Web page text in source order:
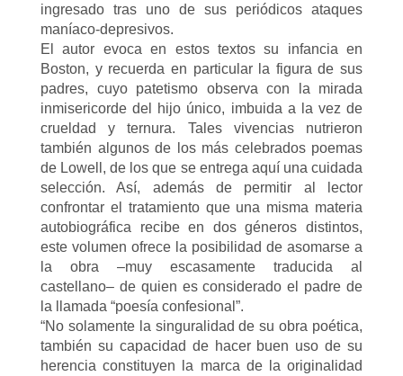
ingresado tras uno de sus periódicos ataques
maníaco-depresivos.
El autor evoca en estos textos su infancia en
Boston, y recuerda en particular la figura de sus
padres, cuyo patetismo observa con la mirada
inmisericorde del hijo único, imbuida a la vez de
crueldad y ternura. Tales vivencias nutrieron
también algunos de los más celebrados poemas
de Lowell, de los que se entrega aquí una cuidada
selección. Así, además de permitir al lector
confrontar el tratamiento que una misma materia
autobiográfica recibe en dos géneros distintos,
este volumen ofrece la posibilidad de asomarse a
la obra –muy escasamente traducida al
castellano– de quien es considerado el padre de
la llamada “poesía confesional”.
“No solamente la singuralidad de su obra poética,
también su capacidad de hacer buen uso de su
herencia constituyen la marca de la originalidad